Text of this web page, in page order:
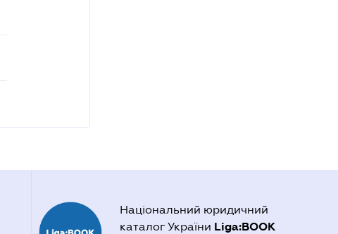
Національний юридичний
каталог України Liga:BOOK